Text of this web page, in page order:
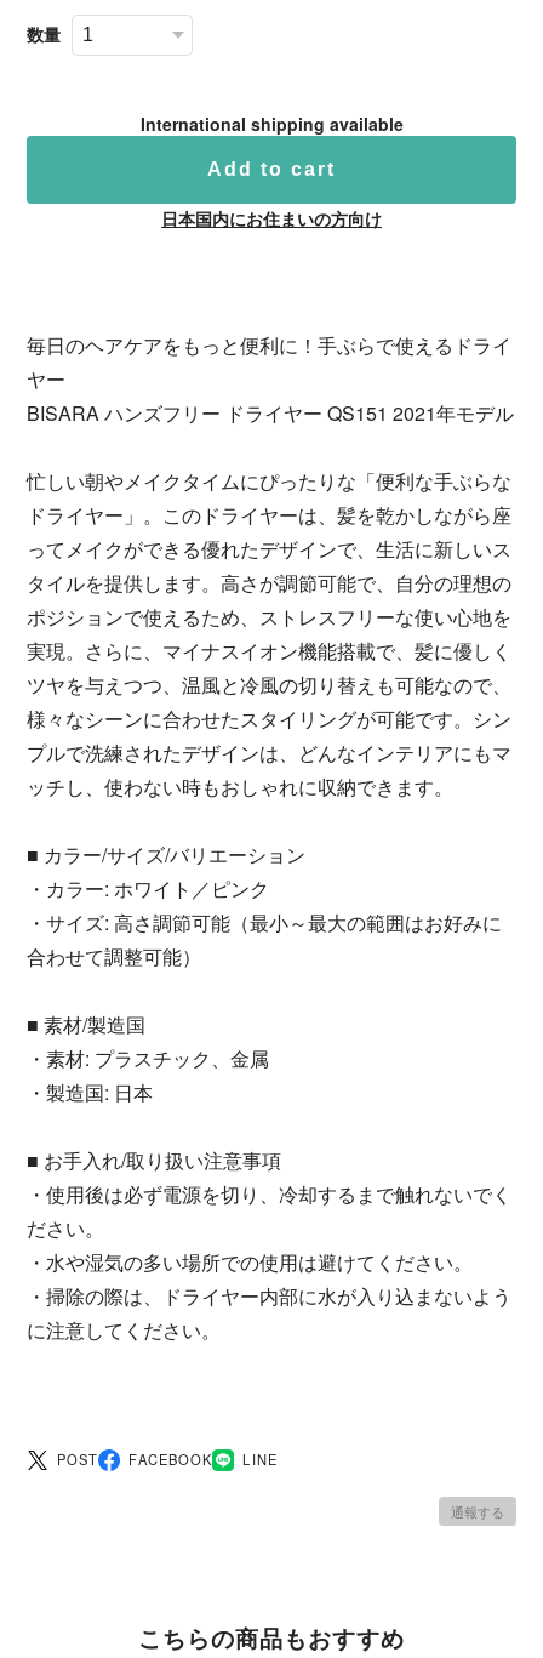
数量
International shipping available
Add to cart
日本国内にお住まいの方向け
毎日のヘアケアをもっと便利に！手ぶらで使えるドライ
ヤー
BISARA ハンズフリー ドライヤー QS151 2021年モデル
忙しい朝やメイクタイムにぴったりな「便利な手ぶらな
ドライヤー」。このドライヤーは、髪を乾かしながら座
ってメイクができる優れたデザインで、生活に新しいス
タイルを提供します。高さが調節可能で、自分の理想の
ポジションで使えるため、ストレスフリーな使い心地を
実現。さらに、マイナスイオン機能搭載で、髪に優しく
ツヤを与えつつ、温風と冷風の切り替えも可能なので、
様々なシーンに合わせたスタイリングが可能です。シン
プルで洗練されたデザインは、どんなインテリアにもマ
ッチし、使わない時もおしゃれに収納できます。
■ カラー/サイズ/バリエーション
・カラー: ホワイト／ピンク
・サイズ: 高さ調節可能（最小～最大の範囲はお好みに
合わせて調整可能）
■ 素材/製造国
・素材: プラスチック、金属
・製造国: 日本
■ お手入れ/取り扱い注意事項
・使用後は必ず電源を切り、冷却するまで触れないでく
ださい。
・水や湿気の多い場所での使用は避けてください。
・掃除の際は、ドライヤー内部に水が入り込まないよう
に注意してください。
POST FACEBOOK LINE
通報する
こちらの商品もおすすめ